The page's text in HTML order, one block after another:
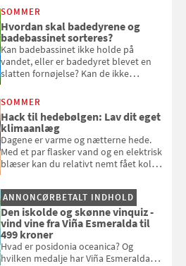
at bede naboen om at vande eller
SOMMER
Hvordan skal badedyrene og
badebassinet sorteres?
Kan badebassinet ikke holde på
vandet, eller er badedyret blevet en
slatten fornøjelse? Kan de ikke
opmærksom, når du smider
badebassinet eller et badedyr ud
SOMMER
Hack til hedebølgen: Lav dit eget
klimaanlæg
Dagene er varme og nætterne hede.
Med et par flasker vand og en elektrisk
blæser kan du relativt nemt fået koldt
og se, hvordan du gør
ANNONCØRBETALT INDHOLD
Den iskolde og skønne vinquiz -
vind vine fra Viña Esmeralda til
499 kroner
Hvad er posidonia oceanica? Og
hvilken medalje har Viña Esmeralda